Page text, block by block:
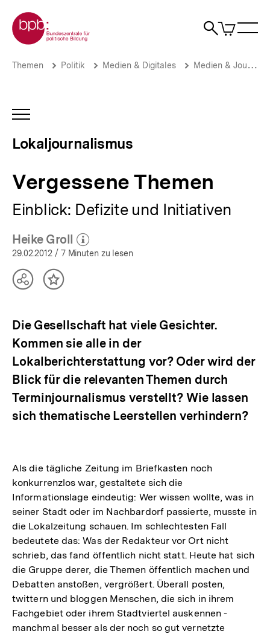
zum
Seiteninhalt
springen
Zur Startseite der bpb
Suche
Artikel
im
Vergessene
bpb.de
Brotkrümelnavigation
Pfadnavigation
Themen Politik Medien & Digitales Medien & Journalismus
INHALTSNAVIGATION
Lokaljournalismus
Vergessene Themen
Einblick: Defizite und Initiativen
Heike Groll
(Mehr zum Autor)
öffnen
29.02.2012 / 7 Minuten zu lesen
TeilenInhalt
Die Gesellschaft hat viele Gesichter.
Kommen sie alle in der
Lokalberichterstattung vor? Oder wird der
Blick für die relevanten Themen durch
Terminjournalismus verstellt? Wie lassen
sich thematische Leerstellen verhindern?
Als die tägliche Zeitung im Briefkasten noch
konkurrenzlos war, gestaltete sich die
Informationslage eindeutig: Wer wissen wollte, was in
seiner Stadt oder im Nachbardorf passierte, musste in
die Lokalzeitung schauen. Im schlechtesten Fall
bedeutete das: Was der Redakteur vor Ort nicht
schrieb, das fand öffentlich nicht statt. Heute hat sich
die Gruppe derer, die Themen öffentlich machen und
Debatten anstoßen, vergrößert. Überall posten,
twittern und bloggen Menschen, die sich in ihrem
Fachgebiet oder ihrem Stadtviertel auskennen -
manchmal besser als der noch so gut vernetzte